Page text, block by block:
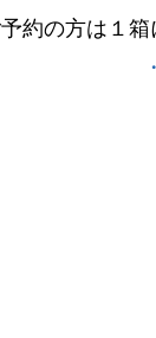
約の方は１箱